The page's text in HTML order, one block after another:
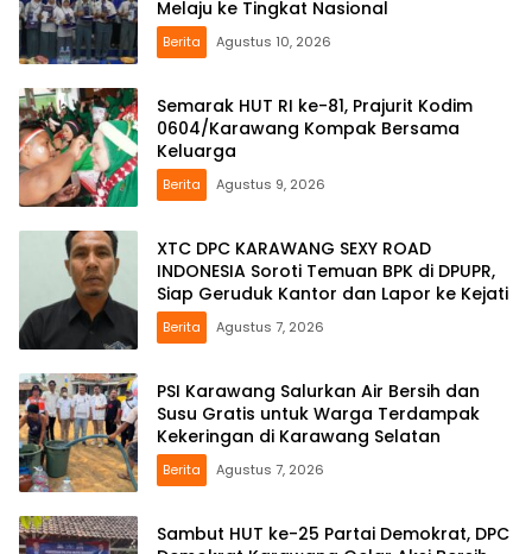
Melaju ke Tingkat Nasional
Berita Agustus 10, 2026
Semarak HUT RI ke-81, Prajurit Kodim
0604/Karawang Kompak Bersama
Keluarga
Berita Agustus 9, 2026
XTC DPC KARAWANG SEXY ROAD
INDONESIA Soroti Temuan BPK di DPUPR,
Siap Geruduk Kantor dan Lapor ke Kejati
Berita Agustus 7, 2026
PSI Karawang Salurkan Air Bersih dan
Susu Gratis untuk Warga Terdampak
Kekeringan di Karawang Selatan
Berita Agustus 7, 2026
Sambut HUT ke-25 Partai Demokrat, DPC